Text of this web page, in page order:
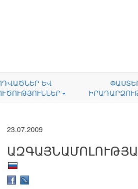
ԵՎ
23.07.2009